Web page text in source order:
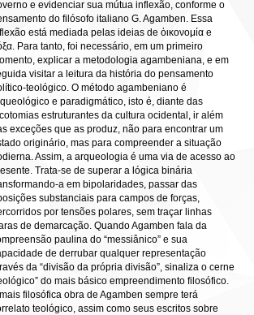
e evidenciar sua mútua inflexão, conforme o
do filósofo italiano G. Agamben. Essa
está mediada pelas ideias de ὀικονομία e
Para tanto, foi necessário, em um primeiro
explicar a metodologia agambeniana, e em
visitar a leitura da história do pensamento
teológico. O método agambeniano é
e paradigmático, isto é, diante das
estruturantes da cultura ocidental, ir além
exceções que as produz, não para encontrar um
originário, mas para compreender a situação
Assim, a arqueologia é uma via de acesso ao
Trata-se de superar a lógica binária
a em bipolaridades, passar das
substanciais para campos de forças,
por tensões polares, sem traçar linhas
de demarcação. Quando Agamben fala da
paulina do “messiânico” e sua
de derrubar qualquer representação
da “divisão da própria divisão”, sinaliza o cerne
do mais básico empreendimento filosófico.
filosófica obra de Agamben sempre terá
teológico, assim como seus escritos sobre